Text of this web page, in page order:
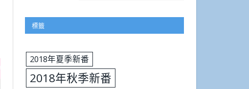
標籤
2018年夏季新番
2018年秋季新番